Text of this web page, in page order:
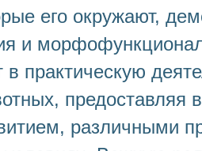
его окружают,
и
в практическую
предоставляя
различными